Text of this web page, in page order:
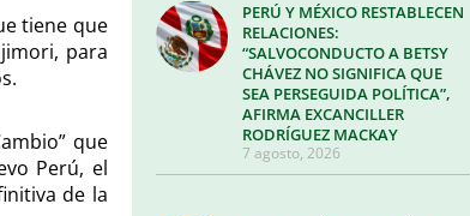
tiene que
para
que
Perú, el
de la
PERÚ Y MÉXICO RESTABLECEN
RELACIONES:
“SALVOCONDUCTO A BETSY
CHÁVEZ NO SIGNIFICA QUE
SEA PERSEGUIDA POLÍTICA”,
AFIRMA EXCANCILLER
RODRÍGUEZ MACKAY
7 agosto, 2026